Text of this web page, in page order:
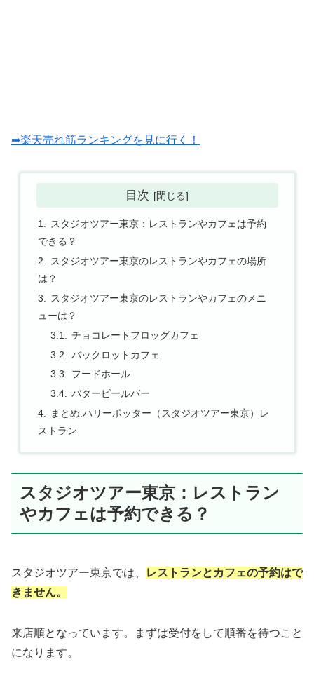
➡楽天売れ筋ランキングを見に行く！
目次
スタジオツアー東京：レストランやカフェは予約
できる？
スタジオツアー東京のレストランやカフェの場所
は？
スタジオツアー東京のレストランやカフェのメニ
ューは？
チョコレートフロッグカフェ
バックロットカフェ
フードホール
バタービールバー
まとめ:ハリーポッター（スタジオツアー東京）レ
ストラン
スタジオツアー東京：レストラン
やカフェは予約できる？
スタジオツアー東京では、
レストランとカフェの予約はで
きません。
来店順となっています。まずは受付をして順番を待つこと
になります。